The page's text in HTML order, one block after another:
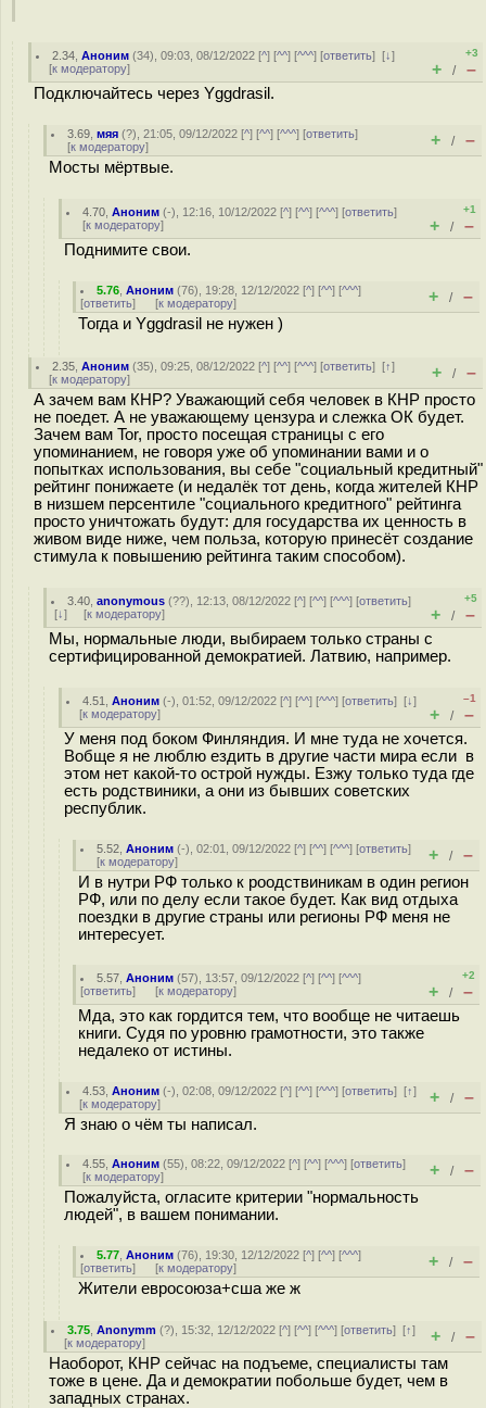
2.34 ,Аноним (34), 09:03, 08/12/2022 [^] [^^] [^^^] [ответить][↓]
[к модератору]
+3
+ / –
Подключайтесь через Yggdrasil.
3.69 ,мяя (?), 21:05, 09/12/2022 [^] [^^] [^^^] [ответить]
[к модератору] + / –
Мосты мёртвые.
4.70 ,Аноним (-), 12:16, 10/12/2022 [^] [^^] [^^^] [ответить]
[к модератору]
+1
+ / –
Поднимите свои.
5.76 ,Аноним (76), 19:28, 12/12/2022 [^] [^^] [^^^]
[ответить] [к модератору] + / –
Тогда и Yggdrasil не нужен )
2.35 ,Аноним (35), 09:25, 08/12/2022 [^] [^^] [^^^] [ответить][↑]
[к модератору] + / –
А зачем вам КНР? Уважающий себя человек в КНР просто
не поедет. А не уважающему цензура и слежка ОК будет.
Зачем вам Tor, просто посещая страницы с его
упоминанием, не говоря уже об упоминании вами и о
попытках использования, вы себе "социальный кредитный"
рейтинг понижаете (и недалёк тот день, когда жителей КНР
в низшем персентиле "социального кредитного" рейтинга
просто уничтожать будут: для государства их ценность в
живом виде ниже, чем польза, которую принесёт создание
стимула к повышению рейтинга таким способом).
3.40 ,anonymous (??), 12:13, 08/12/2022 [^] [^^] [^^^] [ответить]
[↓] [к модератору]
+5
+ / –
Мы, нормальные люди, выбираем только страны с
сертифицированной демократией. Латвию, например.
4.51 ,Аноним (-), 01:52, 09/12/2022 [^] [^^] [^^^] [ответить][↓]
[к модератору]
–1
+ / –
У меня под боком Финляндия. И мне туда не хочется.
Вобще я не люблю ездить в другие части мира если в
этом нет какой-то острой нужды. Езжу только туда где
есть родствиники, а они из бывших советских
республик.
5.52 ,Аноним (-), 02:01, 09/12/2022 [^] [^^] [^^^] [ответить]
[к модератору] + / –
И в нутри РФ только к роодствиникам в один регион
РФ, или по делу если такое будет. Как вид отдыха
поездки в другие страны или регионы РФ меня не
интересует.
5.57 ,Аноним (57), 13:57, 09/12/2022 [^] [^^] [^^^]
[ответить] [к модератору]
+2
+ / –
Мда, это как гордится тем, что вообще не читаешь
книги. Судя по уровню грамотности, это также
недалеко от истины.
4.53 ,Аноним (-), 02:08, 09/12/2022 [^] [^^] [^^^] [ответить][↑]
[к модератору] + / –
Я знаю о чём ты написал.
4.55 ,Аноним (55), 08:22, 09/12/2022 [^] [^^] [^^^] [ответить]
[к модератору] + / –
Пожалуйста, огласите критерии "нормальность
людей", в вашем понимании.
5.77 ,Аноним (76), 19:30, 12/12/2022 [^] [^^] [^^^]
[ответить] [к модератору] + / –
Жители евросоюза+сша же ж
3.75 ,Anonymm (?), 15:32, 12/12/2022 [^] [^^] [^^^] [ответить][↑]
[к модератору] + / –
Наоборот, КНР сейчас на подъеме, специалисты там
тоже в цене. Да и демократии побольше будет, чем в
западных странах.